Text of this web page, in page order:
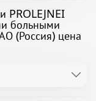
PROLEJNEI
больными
(Россия) цена